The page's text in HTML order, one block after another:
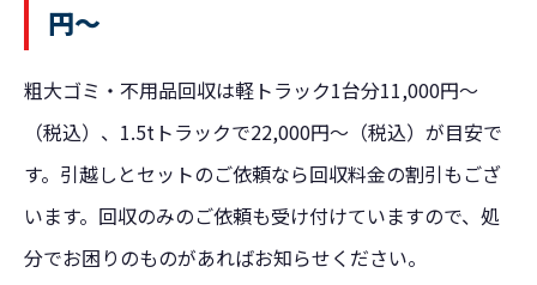
円〜
粗大ゴミ・不用品回収は軽トラック1台分11,000円〜
（税込）、1.5tトラックで22,000円〜（税込）が目安で
す。引越しとセットのご依頼なら回収料金の割引もござ
います。回収のみのご依頼も受け付けていますので、処
分でお困りのものがあればお知らせください。